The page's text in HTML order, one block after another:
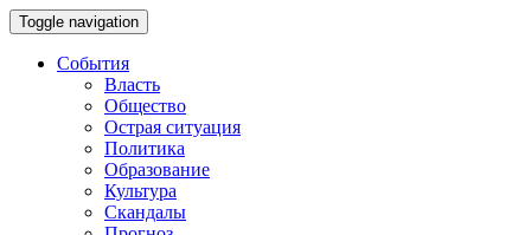
Toggle navigation
События
Власть
Общество
Острая ситуация
Политика
Образование
Культура
Скандалы